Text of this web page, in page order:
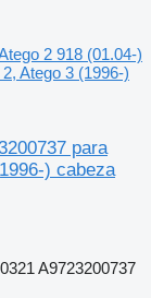
2 918 (01.04-)
Atego 3 (1996-)
para
) cabeza
A9723200737